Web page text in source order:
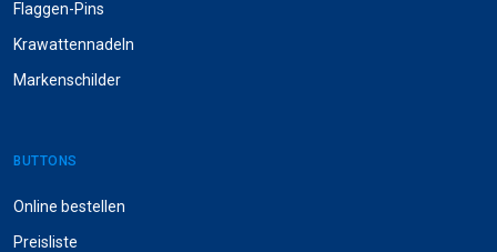
Flaggen-Pins
Krawattennadeln
Markenschilder
BUTTONS
Online bestellen
Preisliste